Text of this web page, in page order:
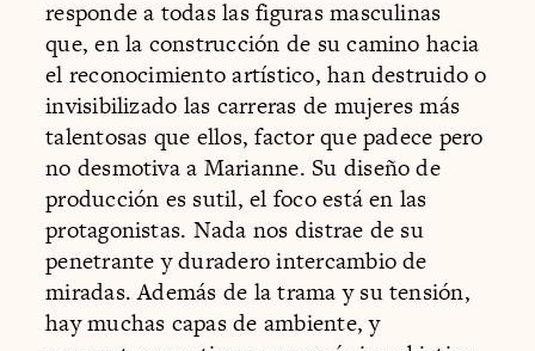
responde a todas las figuras masculinas
que, en la construcción de su camino hacia
el reconocimiento artístico, han destruido o
invisibilizado las carreras de mujeres más
talentosas que ellos, factor que padece pero
no desmotiva a Marianne. Su diseño de
producción es sutil, el foco está en las
protagonistas. Nada nos distrae de su
penetrante y duradero intercambio de
miradas. Además de la trama y su tensión,
hay muchas capas de ambiente, y